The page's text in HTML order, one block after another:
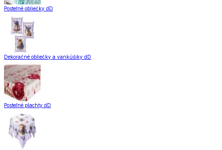
Posteľné obliečky dD
Dekoračné obliečky a vankúšiky dD
Posteľné plachty dD